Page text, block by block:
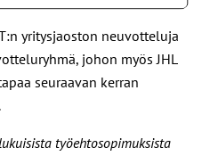
yritysjaoston neuvotteluja
johon myös JHL
seuraavan kerran
työehtosopimuksista